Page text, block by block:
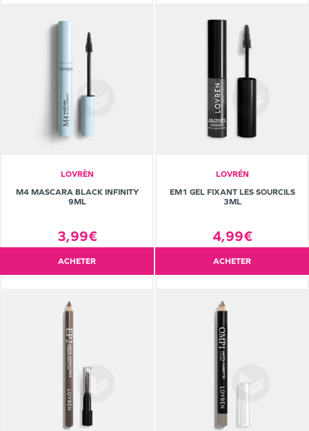
LOVRÈN
M4 MASCARA BLACK INFINITY
9ML
3,99€
ACHETER
LOVRÉN
EM1 GEL FIXANT LES SOURCILS
3ML
4,99€
ACHETER